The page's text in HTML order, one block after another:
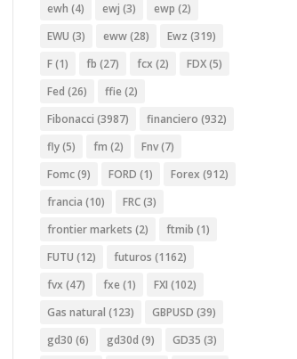
ewh (4) ewj (3) ewp (2)
EWU (3) eww(28) Ewz (319)
F(1) fb (27) fcx (2) FDX(5)
Fed (26) ffie (2)
Fibonacci (3987) financiero (932)
fly(5) fm (2) Fnv(7)
Fomc(9) FORD (1) Forex (912)
francia (10) FRC(3)
frontier markets (2) ftmib (1)
FUTU (12) futuros (1162)
fvx (47) fxe (1) FXI (102)
Gas natural (123) GBPUSD (39)
gd30 (6) gd30d (9) GD35 (3)